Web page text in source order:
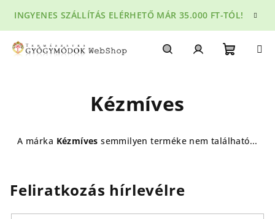
fő
tartalomhoz
INGYENES SZÁLLÍTÁS ELÉRHETŐ MÁR 35.000 FT-TÓL!
Kézmíves
A márka Kézmíves semmilyen terméke nem található...
Feliratkozás hírlevélre